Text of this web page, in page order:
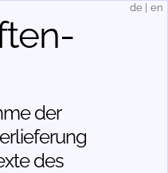
der
des
de en